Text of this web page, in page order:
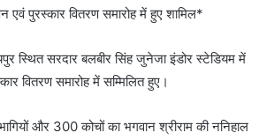
एवं पुरस्कार वितरण समारोह में हुए शामिल*
स्थित सरदार बलबीर सिंह जुनेजा इंडोर स्टेडियम में
वितरण समारोह में सम्मिलित हुए।
और 300 कोचों का भगवान श्रीराम की ननिहाल